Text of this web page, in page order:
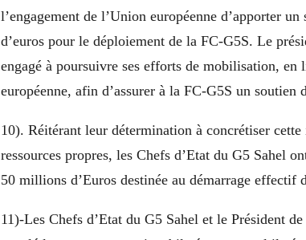
l’engagement de l’Union européenne d’apporter
d’euros pour le déploiement de la FC-G5S. Le
engagé à poursuivre ses efforts de mobilisation,
européenne, afin d’assurer à la FC-G5S un soutien
10). Réitérant leur détermination à concrétiser
ressources propres, les Chefs d’Etat du G5 Sahel
50 millions d’Euros destinée au démarrage effectif
11)-Les Chefs d’Etat du G5 Sahel et le Président